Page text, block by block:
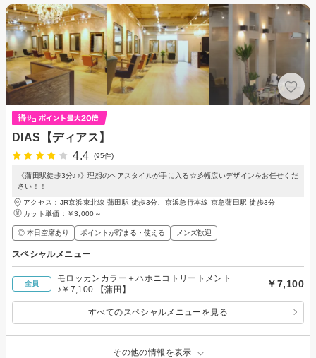
DIAS【ディアス】
4.4
(95件)
《蒲田駅徒歩3分♪♪》理想のヘアスタイルが手に入る☆彡幅広いデザインをお任せくだ
さい！！
アクセス：JR京浜東北線 蒲田駅 徒歩3分、京浜急行本線 京急蒲田駅 徒歩3分
カット単価： ￥3,000～
◎ 本日空席あり ポイントが貯まる・使える メンズ歓迎
スペシャルメニュー
全員
モロッカンカラー＋ハホニコトリートメント
♪￥7,100 【蒲田】
￥7,100
すべてのスペシャルメニューを見る
その他の情報を表示